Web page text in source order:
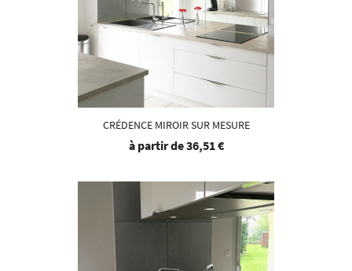
CRÉDENCE MIROIR SUR MESURE
à partir de36,51 €